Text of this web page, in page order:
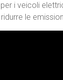
i veicoli
le